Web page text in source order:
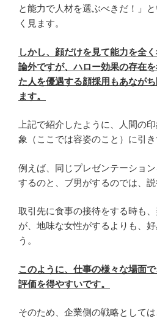
と能力で人材を選ぶべきだ！」
く見ます。
しかし、顔だけを見て能力を全
論外ですが、ハロー効果の存在
た人を優遇する顔採用もあなが
ます。
上記で紹介したように、人間の
象（ここでは容姿のこと）に引き
例えば、同じプレゼンテーショ
するのと、ブ男がするのでは、説
取引先に食事の接待をする時も
が、地味な女性がするよりも、
う。
このように、仕事の様々な場面
評価を得やすいです。
そのため、企業側の戦略として